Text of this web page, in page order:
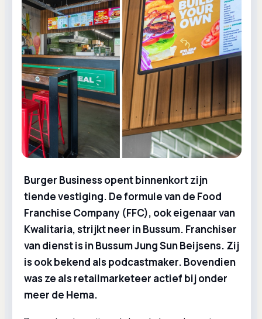
Burger Business opent binnenkort zijn
tiende vestiging. De formule van de Food
Franchise Company (FFC), ook eigenaar van
Kwalitaria, strijkt neer in Bussum. Franchiser
van dienst is in Bussum Jung Sun Beijsens. Zij
is ook bekend als podcastmaker. Bovendien
was ze als retailmarketeer actief bij onder
meer de Hema.